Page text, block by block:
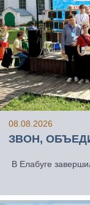
08.08.2026
ЗВОН,
В Елабуге